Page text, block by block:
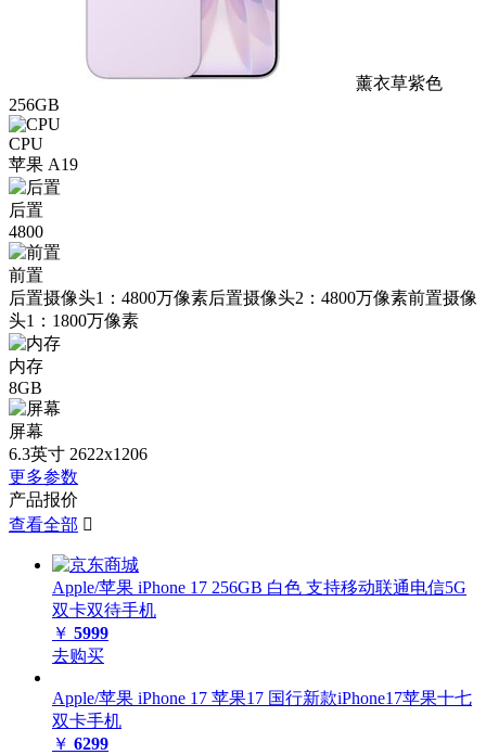
薰衣草紫色
256GB
CPU
苹果 A19
后置
4800
前置
后置摄像头1：4800万像素后置摄像头2：4800万像素前置摄像
头1：1800万像素
内存
8GB
屏幕
6.3英寸 2622x1206
更多参数
产品报价
查看全部 
Apple/苹果 iPhone 17 256GB 白色 支持移动联通电信5G
双卡双待手机
￥ 5999
去购买
Apple/苹果 iPhone 17 苹果17 国行新款iPhone17苹果十七
双卡手机
￥ 6299